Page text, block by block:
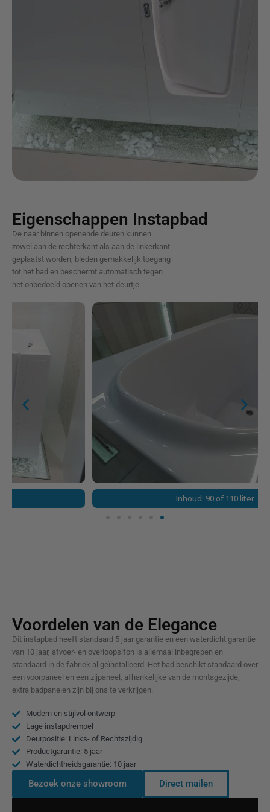
Eigenschappen Instapbad
De naar binnen openende deuren kunnen
zowel aan de rechterkant als aan de linkerkant
geplaatst worden, bieden gemakkelijk toegang
tot het bad en beschermt automatisch tegen
het onbedoeld openen van het deurtje.
Voordelen van de Elegance
Dit instapbad heeft standaard 5 jaar garantie en een waterdicht garantie
van 10 jaar, afvoer- en overloopsifon is allemaal inbegrepen en
standaard in de fabriek al geïnstalleerd. Het bad beschikt standaard over
een voorpaneel en een zijpaneel, afhankelijke van de montagezijde,
extra badpanelen zijn bij ons te verkrijgen.
Modern en stijlvol ontwerp
Lage instapdrempel
Deurpositie: Links- of Rechtszijdig
Productgarantie: 5 jaar
Waterdichtheidsgarantie: 10 jaar
Bezoek onze showroom Direct mailen